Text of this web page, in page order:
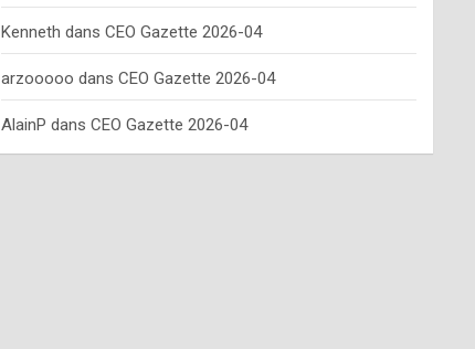
Kenneth dans CEO Gazette 2026-04
arzooooo dans CEO Gazette 2026-04
AlainP dans CEO Gazette 2026-04